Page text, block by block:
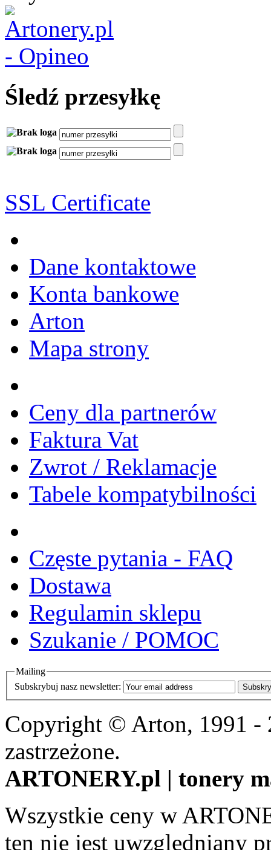
Śledź przesyłkę
SSL Certificate
Dane kontaktowe
Konta bankowe
Arton
Mapa strony
Ceny dla partnerów
Faktura Vat
Zwrot / Reklamacje
Tabele kompatybilności
Częste pytania - FAQ
Dostawa
Regulamin sklepu
Szukanie / POMOC
Mailing
Subskrybuj nasz newsletter:
Copyright © Arton, 1991 -
zastrzeżone.
ARTONERY.pl | tonery
Wszystkie ceny w
ten nie jest uwzględniany